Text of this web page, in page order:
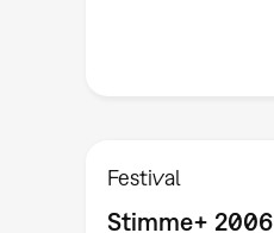
Festival
Stimme+ 2006